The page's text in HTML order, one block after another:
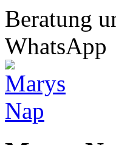
Beratung
WhatsApp